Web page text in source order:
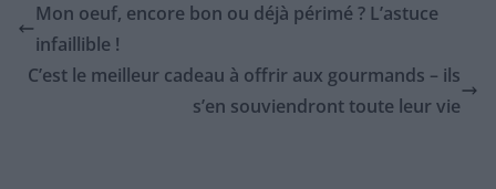
Mon oeuf, encore bon ou déjà périmé ? L’astuce
infaillible !
C’est le meilleur cadeau à offrir aux gourmands – ils
s’en souviendront toute leur vie